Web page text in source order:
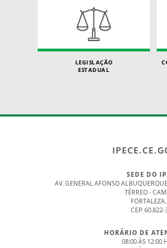
LEGISLAÇÃO
ESTADUAL
SEDE DO
AV. GENERAL AFONSO
TÉRREO -
FORTALEZA,
CEP: 60.822-
HORÁRIO DE
08:00 ÀS 12:00